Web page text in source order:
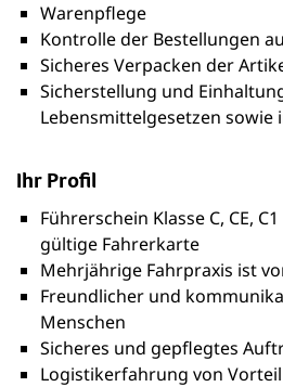
Warenpflege
Kontrolle der Bestellungen
Sicheres Verpacken der
Sicherstellung und
Lebensmittelgesetzen sowie
Ihr Profil
Führerschein Klasse C, CE,
gültige Fahrerkarte
Mehrjährige Fahrpraxis ist
Freundlicher und
Menschen
Sicheres und gepflegtes
Logistikerfahrung von Vorteil